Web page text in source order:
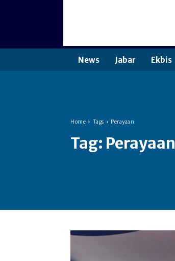
News Jabar Ekbis
Home Tags Perayaan
Tag: Perayaan